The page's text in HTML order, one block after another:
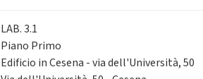
LAB. 3.1
Piano Primo
Edificio in Cesena - via dell'Università, 50